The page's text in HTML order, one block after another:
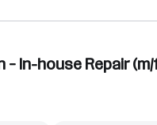
– In-house Repair